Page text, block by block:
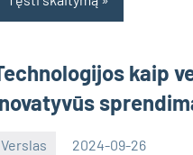
kaip
Verslas 2024-09-26